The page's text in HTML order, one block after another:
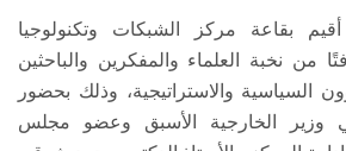
بقاعة مركز الشبكات وتكنولوجيا
من نخبة العلماء والمفكرين والباحثين
السياسية والاستراتيجية، وذلك بحضور
وزير الخارجية الأسبق وعضو مجلس